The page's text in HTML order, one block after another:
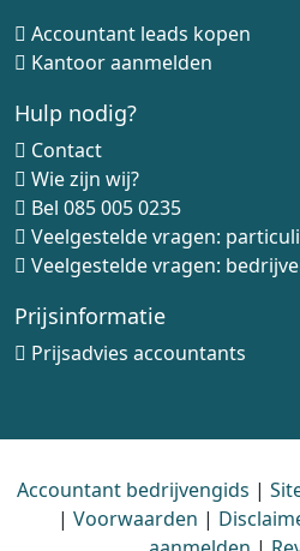
Accountant leads kopen
Kantoor aanmelden
Hulp nodig?
Contact
Wie zijn wij?
Bel 085 005 0235
Veelgestelde vragen:
Veelgestelde vragen:
Prijsinformatie
Prijsadvies accountants
Accountant bedrijvengids |
| Voorwaarden |